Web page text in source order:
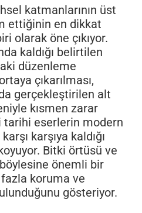
katmanlarının üst
ettiğinin en dikkat
olarak öne çıkıyor.
kaldığı belirtilen
düzenleme
çıkarılması,
gerçekleştirilen alt
kısmen zarar
tarihi eserlerin modern
karşıya kaldığı
Bitki örtüsü ve
önemli bir
koruma ve
gösteriyor.